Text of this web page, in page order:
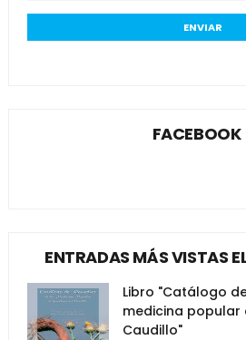
FACEBOOK
ENTRADAS MÁS VISTAS
Libro "Catálogo
medicina popular
Caudillo"